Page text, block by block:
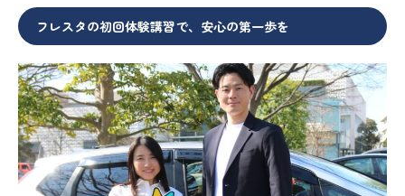
フレスタの初回体験講習で、安心の第一歩を